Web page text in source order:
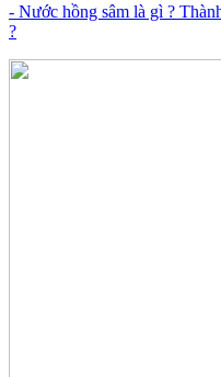
- Nước hồng sâm là gì ?
?